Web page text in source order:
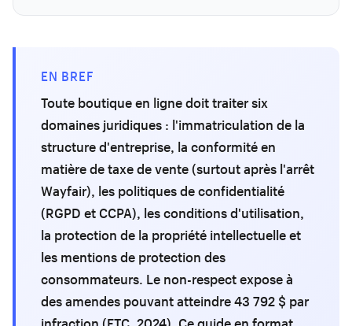
EN BREF
Toute boutique en ligne doit traiter six
domaines juridiques : l'immatriculation de la
structure d'entreprise, la conformité en
matière de taxe de vente (surtout après l'arrêt
Wayfair), les politiques de confidentialité
(RGPD et CCPA), les conditions d'utilisation,
la protection de la propriété intellectuelle et
les mentions de protection des
consommateurs. Le non-respect expose à
des amendes pouvant atteindre 43 792 $ par